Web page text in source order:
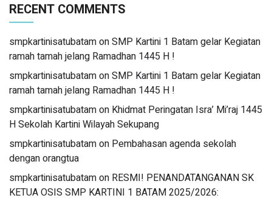
RECENT COMMENTS
smpkartinisatubatamonSMP Kartini 1 Batam gelar Kegiatan
ramah tamah jelang Ramadhan 1445 H !
smpkartinisatubatamonSMP Kartini 1 Batam gelar Kegiatan
ramah tamah jelang Ramadhan 1445 H !
smpkartinisatubatamon Khidmat Peringatan Isra’ Mi’raj 1445
H Sekolah Kartini Wilayah Sekupang
smpkartinisatubatamon Pembahasan agenda sekolah
dengan orangtua
smpkartinisatubatamon RESMI! PENANDATANGANAN SK
KETUA OSIS SMP KARTINI 1 BATAM 2025/2026: